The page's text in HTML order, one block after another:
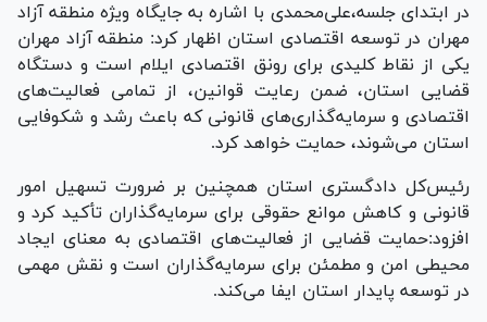
در ابتدای جلسه،علی‌محمدی با اشاره به جایگاه ویژه منطقه آزاد
مهران در توسعه اقتصادی استان اظهار کرد: منطقه آزاد مهران
یکی از نقاط کلیدی برای رونق اقتصادی ایلام است و دستگاه
قضایی استان، ضمن رعایت قوانین، از تمامی فعالیت‌های
اقتصادی و سرمایه‌گذاری‌های قانونی که باعث رشد و شکوفایی
استان می‌شوند، حمایت خواهد کرد.
رئیس‌کل دادگستری استان همچنین بر ضرورت تسهیل امور
قانونی و کاهش موانع حقوقی برای سرمایه‌گذاران تأکید کرد و
افزود:حمایت قضایی از فعالیت‌های اقتصادی به معنای ایجاد
محیطی امن و مطمئن برای سرمایه‌گذاران است و نقش مهمی
در توسعه پایدار استان ایفا می‌کند.